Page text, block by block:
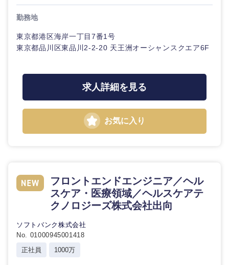
勤務地
東京都港区海岸一丁目7番1号
東京都品川区東品川2-2-20 天王洲オーシャンスクエア6F
求人詳細を見る
お気に入り
フロントエンドエンジニア／ヘル
スケア・医療領域／ヘルスケアテ
クノロジーズ株式会社出向
ソフトバンク株式会社
No. 01000945001418
正社員
1000万